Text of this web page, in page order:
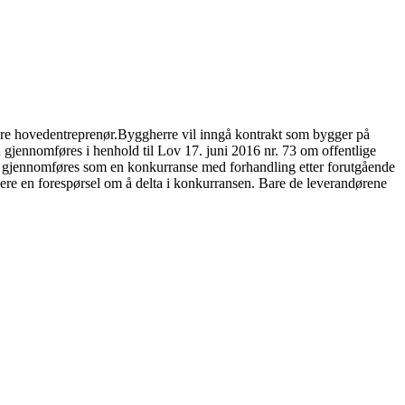
hovedentreprenør.Byggherre vil inngå kontrakt som bygger på
gjennomføres i henhold til Lov 17. juni 2016 nr. 73 om offentlige
som en konkurranse med forhandling etter forutgående
en forespørsel om å delta i konkurransen. Bare de leverandørene